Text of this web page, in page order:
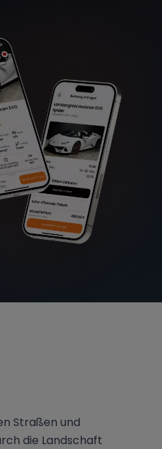
Straßen und
die Landschaft